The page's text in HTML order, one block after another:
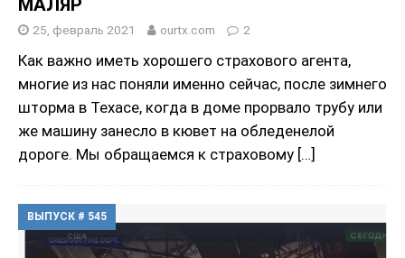
МАЛЯР
25, февраль 2021 ourtx.com 2
Как важно иметь хорошего страхового агента,
многие из нас поняли именно сейчас, после зимнего
шторма в Техасе, когда в доме прорвало трубу или
же машину занесло в кювет на обледенелой
дороге. Мы обращаемся к страховому […]
ВЫПУСК # 545